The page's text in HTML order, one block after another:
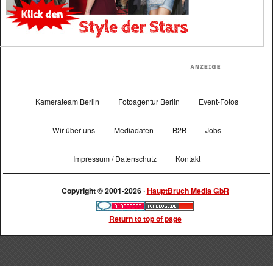
Kamerateam Berlin Fotoagentur Berlin Event-Fotos
Wir über uns Mediadaten B2B Jobs
Impressum / Datenschutz Kontakt
Copyright © 2001-2026 ·HauptBruch Media GbR
Return to top of page